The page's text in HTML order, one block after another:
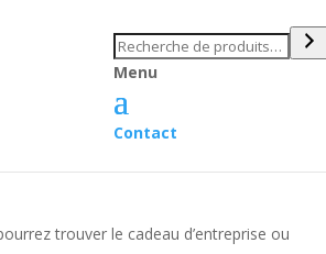
Recherche
Menu
Contact
trouver le cadeau d’entreprise ou